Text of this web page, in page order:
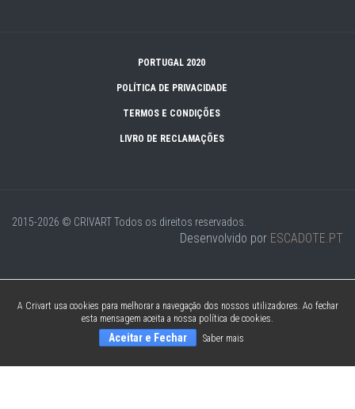
PORTUGAL 2020
POLÍTICA DE PRIVACIDADE
TERMOS E CONDIÇÕES
LIVRO DE RECLAMAÇÕES
2015-2026 © CRIVARTTodos os direitos reservados.
Desenvolvido por ESCADOTE.PT
A Crivart usa cookies para melhorar a navegação dos nossos utilizadores. Ao fechar
esta mensagem aceita a nossa política de cookies.
Aceitar e Fechar Saber mais